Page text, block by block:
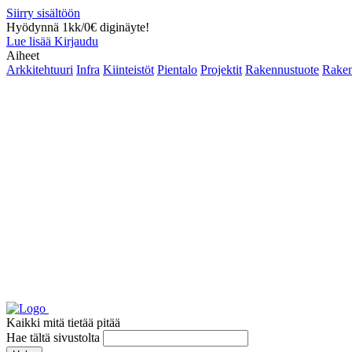
Siirry sisältöön
Hyödynnä 1kk/0€ diginäyte!
Lue lisää Kirjaudu
Aiheet
Arkkitehtuuri Infra Kiinteistöt Pientalo Projektit Rakennustuote
Kaikki mitä tietää pitää
Hae tältä sivustolta